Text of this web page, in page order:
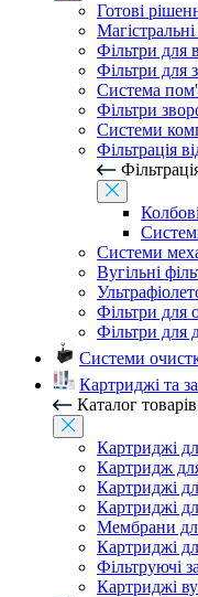
Готові
Фільтри для
Фільтри для
Система
Фільтри
Системи
Фільтрація
Системи
Вугільні
Фільтри для
Фільтри для
Системи
Картриджі та
Каталог товарів
Картриджі
Картридж
Картриджі
Картриджі
Мембрани
Картриджі
Фільтруючі
Картриджі